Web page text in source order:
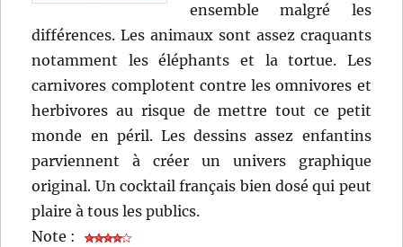
ensemble malgré les
différences. Les animaux sont assez craquants
notamment les éléphants et la tortue. Les
carnivores complotent contre les omnivores et
herbivores au risque de mettre tout ce petit
monde en péril. Les dessins assez enfantins
parviennent à créer un univers graphique
original. Un cocktail français bien dosé qui peut
plaire à tous les publics.
Note :